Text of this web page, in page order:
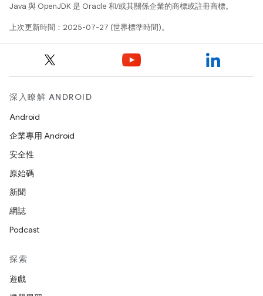
Java 與 OpenJDK 是 Oracle 和/或其關係企業的商標或註冊商標。
上次更新時間：2025-07-27 (世界標準時間)。
深入瞭解 ANDROID
Android
企業專用 Android
安全性
原始碼
新聞
網誌
Podcast
探索
遊戲